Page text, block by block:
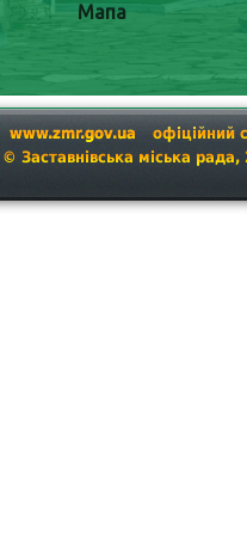
Мапа
www.zmr.gov.ua
офіційний
© Заставнівська міська рада,